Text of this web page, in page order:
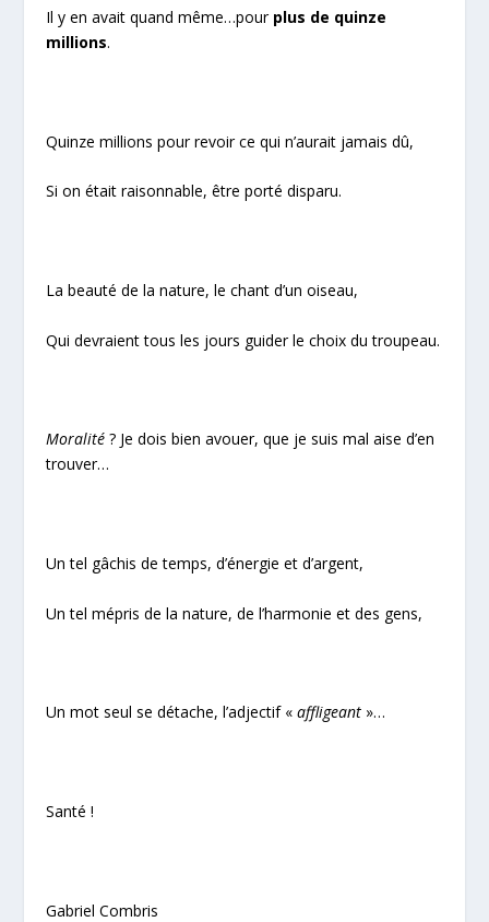
Il y en avait quand même…pour plus de quinze
millions.
Quinze millions pour revoir ce qui n’aurait jamais dû,
Si on était raisonnable, être porté disparu.
La beauté de la nature, le chant d’un oiseau,
Qui devraient tous les jours guider le choix du troupeau.
Moralité? Je dois bien avouer, que je suis mal aise d’en
trouver…
Un tel gâchis de temps, d’énergie et d’argent,
Un tel mépris de la nature, de l’harmonie et des gens,
Un mot seul se détache, l’adjectif «affligeant »…
Santé !
Gabriel Combris